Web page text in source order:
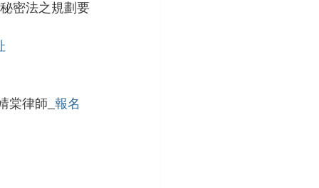
密法之規劃要
律師_ 報名